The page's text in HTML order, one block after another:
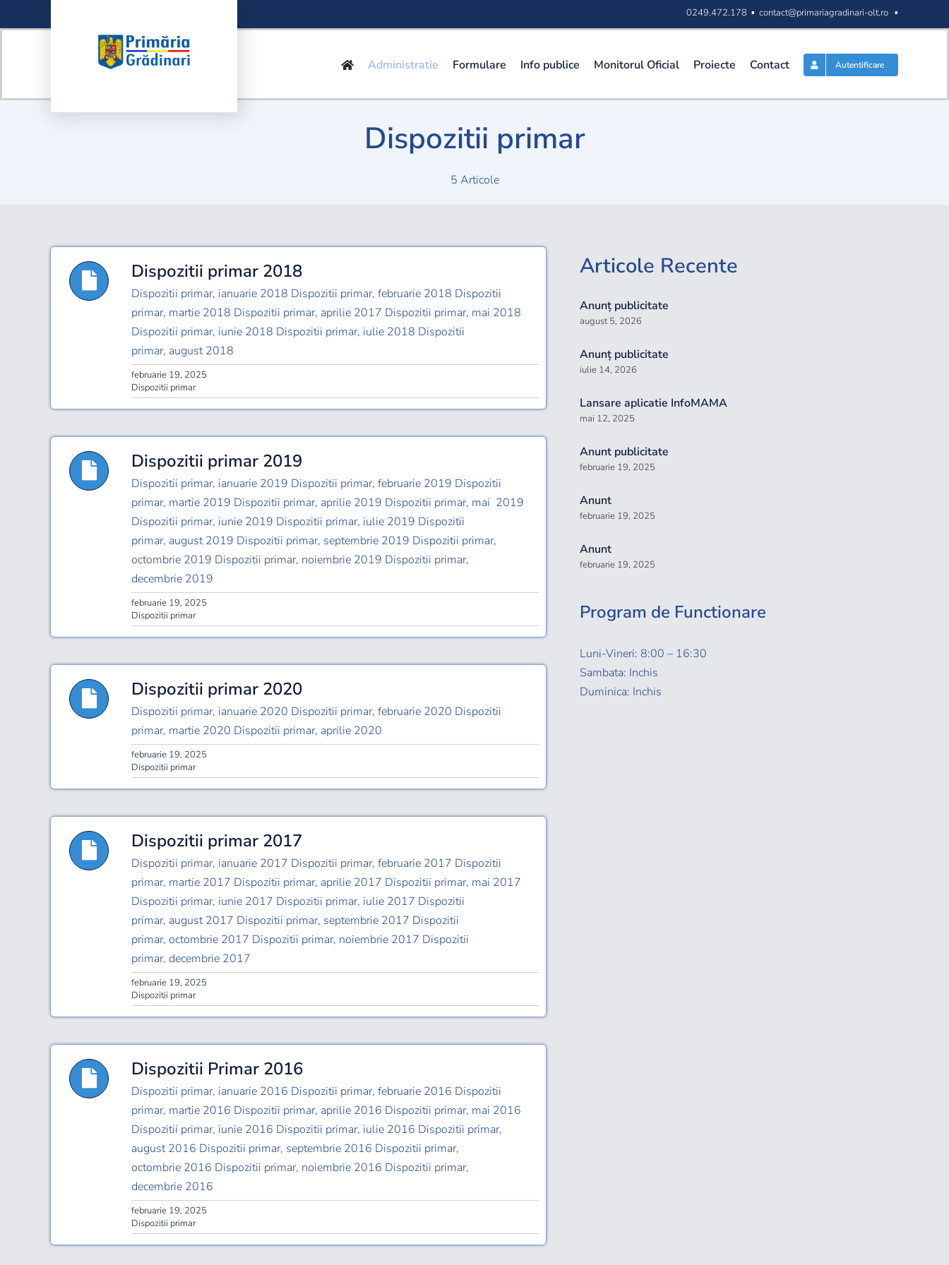
to
0249.472.178 ▪contact@primariagradinari-olt.ro ▪
Administratie Formulare Info publice Monitorul Oficial Proiecte Contact Autentificare
Dispozitii primar
5 Articole
Dispozitii primar 2018
Dispozitii primar, ianuarie 2018 Dispozitii primar, februarie 2018 Dispozitii
primar, martie 2018 Dispozitii primar, aprilie 2017 Dispozitii primar, mai 2018
Dispozitii primar, iunie 2018 Dispozitii primar, iulie 2018 Dispozitii
primar, august 2018
februarie 19, 2025
Dispozitii primar
Dispozitii primar 2019
Dispozitii primar, ianuarie 2019 Dispozitii primar, februarie 2019 Dispozitii
primar, martie 2019 Dispozitii primar, aprilie 2019 Dispozitii primar, mai 2019
Dispozitii primar, iunie 2019 Dispozitii primar, iulie 2019 Dispozitii
primar, august 2019 Dispozitii primar, septembrie 2019 Dispozitii primar,
octombrie 2019 Dispozitii primar, noiembrie 2019 Dispozitii primar,
decembrie 2019
februarie 19, 2025
Dispozitii primar
Dispozitii primar 2020
Dispozitii primar, ianuarie 2020 Dispozitii primar, februarie 2020 Dispozitii
primar, martie 2020 Dispozitii primar, aprilie 2020
februarie 19, 2025
Dispozitii primar
Dispozitii primar 2017
Dispozitii primar, ianuarie 2017 Dispozitii primar, februarie 2017 Dispozitii
primar, martie 2017 Dispozitii primar, aprilie 2017 Dispozitii primar, mai 2017
Dispozitii primar, iunie 2017 Dispozitii primar, iulie 2017 Dispozitii
primar, august 2017 Dispozitii primar, septembrie 2017 Dispozitii
primar, octombrie 2017 Dispozitii primar, noiembrie 2017 Dispozitii
primar, decembrie 2017
februarie 19, 2025
Dispozitii primar
Dispozitii Primar 2016
Dispozitii primar, ianuarie 2016 Dispozitii primar, februarie 2016 Dispozitii
primar, martie 2016 Dispozitii primar, aprilie 2016 Dispozitii primar, mai 2016
Dispozitii primar, iunie 2016 Dispozitii primar, iulie 2016 Dispozitii primar,
august 2016 Dispozitii primar, septembrie 2016 Dispozitii primar,
octombrie 2016 Dispozitii primar, noiembrie 2016 Dispozitii primar,
decembrie 2016
februarie 19, 2025
Dispozitii primar
Articole Recente
Anunț publicitate
august 5, 2026
Anunț publicitate
iulie 14, 2026
Lansare aplicatie InfoMAMA
mai 12, 2025
Anunt publicitate
februarie 19, 2025
Anunt
februarie 19, 2025
Anunt
februarie 19, 2025
Program de Functionare
Luni-Vineri: 8:00 – 16:30
Sambata: Inchis
Duminica: Inchis